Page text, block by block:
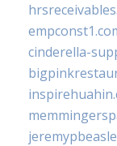
cinderella-